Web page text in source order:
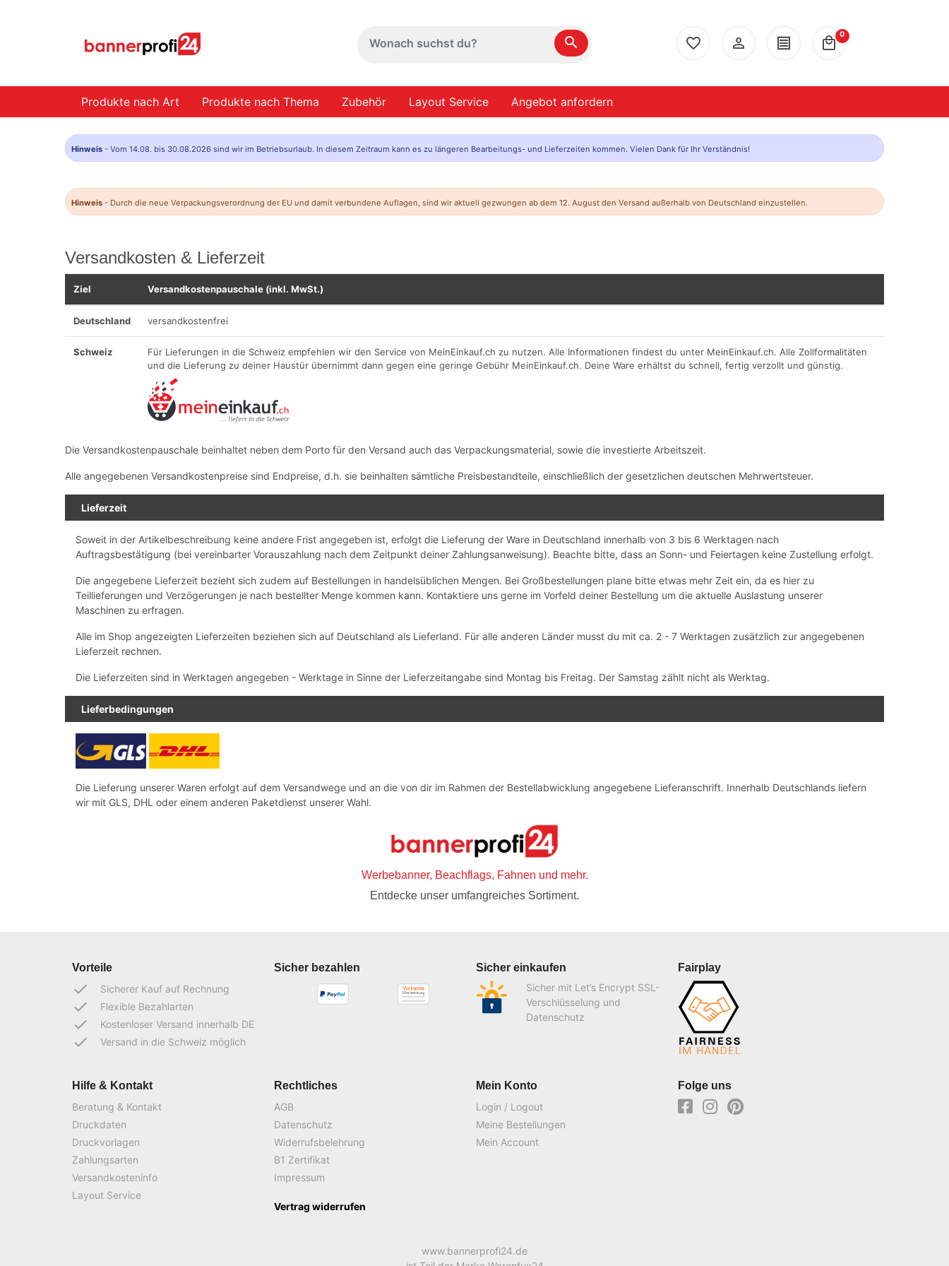
search favorite_border person_outline receipt local_mall
0
Produkte nach Art Produkte nach Thema Zubehör Layout Service Angebot anfordern
Hinweis - Vom 14.08. bis 30.08.2026 sind wir im Betriebsurlaub. In diesem Zeitraum kann es zu längeren Bearbeitungs- und Lieferzeiten kommen. Vielen Dank für Ihr Verständnis!
Hinweis - Durch die neue Verpackungsverordnung der EU und damit verbundene Auflagen, sind wir aktuell gezwungen ab dem 12. August den Versand außerhalb von Deutschland einzustellen.
Versandkosten & Lieferzeit
Ziel Versandkostenpauschale (inkl. MwSt.)
Deutschland versandkostenfrei
Schweiz
Für Lieferungen in die Schweiz empfehlen wir den Service von MeinEinkauf.ch zu nutzen. Alle Informationen findest du unter MeinEinkauf.ch. Alle Zollformalitäten
und die Lieferung zu deiner Haustür übernimmt dann gegen eine geringe Gebühr MeinEinkauf.ch. Deine Ware erhältst du schnell, fertig verzollt und günstig.
Die Versandkostenpauschale beinhaltet neben dem Porto für den Versand auch das Verpackungsmaterial, sowie die investierte Arbeitszeit.
Alle angegebenen Versandkostenpreise sind Endpreise, d.h. sie beinhalten sämtliche Preisbestandteile, einschließlich der gesetzlichen deutschen Mehrwertsteuer.
Lieferzeit
Soweit in der Artikelbeschreibung keine andere Frist angegeben ist, erfolgt die Lieferung der Ware in Deutschland innerhalb von 3 bis 6 Werktagen nach
Auftragsbestätigung (bei vereinbarter Vorauszahlung nach dem Zeitpunkt deiner Zahlungsanweisung). Beachte bitte, dass an Sonn- und Feiertagen keine Zustellung erfolgt.
Die angegebene Lieferzeit bezieht sich zudem auf Bestellungen in handelsüblichen Mengen. Bei Großbestellungen plane bitte etwas mehr Zeit ein, da es hier zu
Teillieferungen und Verzögerungen je nach bestellter Menge kommen kann. Kontaktiere uns gerne im Vorfeld deiner Bestellung um die aktuelle Auslastung unserer
Maschinen zu erfragen.
Alle im Shop angezeigten Lieferzeiten beziehen sich auf Deutschland als Lieferland. Für alle anderen Länder musst du mit ca. 2 - 7 Werktagen zusätzlich zur angegebenen
Lieferzeit rechnen.
Die Lieferzeiten sind in Werktagen angegeben - Werktage in Sinne der Lieferzeitangabe sind Montag bis Freitag. Der Samstag zählt nicht als Werktag.
Lieferbedingungen
Die Lieferung unserer Waren erfolgt auf dem Versandwege und an die von dir im Rahmen der Bestellabwicklung angegebene Lieferanschrift. Innerhalb Deutschlands liefern
wir mit GLS, DHL oder einem anderen Paketdienst unserer Wahl.
Werbebanner, Beachflags, Fahnen und mehr.
Entdecke unser umfangreiches Sortiment.
Vorteile
done Sicherer Kauf auf Rechnung
done Flexible Bezahlarten
done Kostenloser Versand innerhalb DE
done Versand in die Schweiz möglich
Sicher bezahlen
Sicher einkaufen
Sicher mit Let’s Encrypt SSL-
Verschlüsselung und
Datenschutz
Fairplay
Hilfe & Kontakt
Beratung & Kontakt
Druckdaten
Druckvorlagen
Zahlungsarten
Versandkosteninfo
Layout Service
Rechtliches
AGB
Datenschutz
Widerrufsbelehrung
B1 Zertifikat
Impressum
Vertrag widerrufen
Mein Konto
Login / Logout
Meine Bestellungen
Mein Account
Folge uns
www.bannerprofi24.de